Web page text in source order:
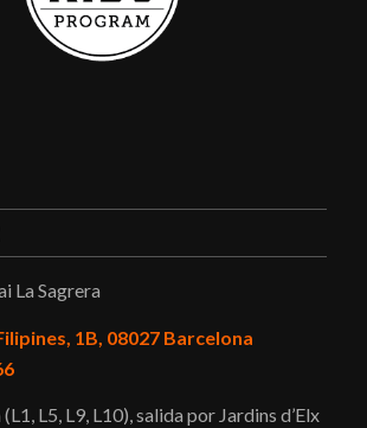
La Sagrera
1B, 08027 Barcelona
L5, L9, L10), salida por Jardins d’Elx